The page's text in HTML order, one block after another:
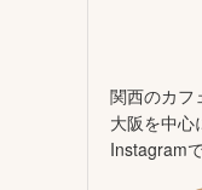
関西のカフ
大阪を中心
Instagram